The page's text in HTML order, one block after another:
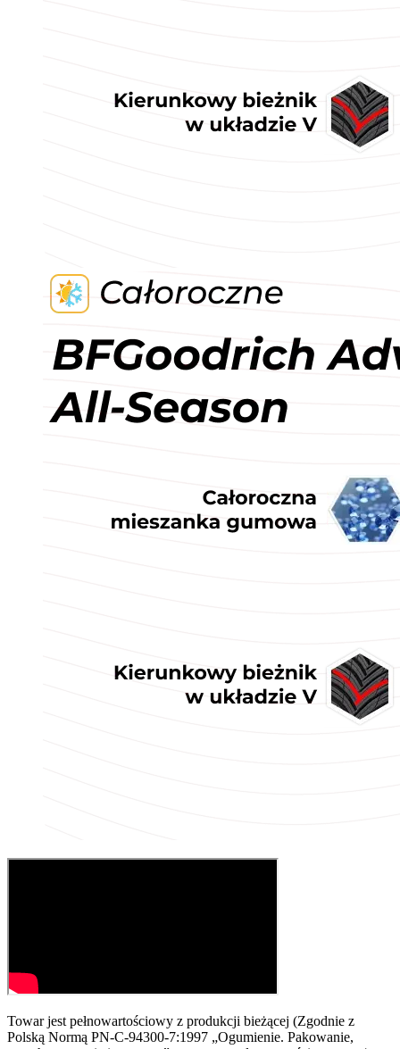
Towar jest pełnowartościowy z produkcji bieżącej (Zgodnie z
Polską Normą PN-C-94300-7:1997 „Ogumienie. Pakowanie,